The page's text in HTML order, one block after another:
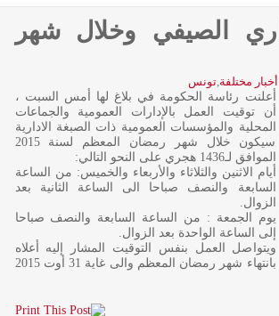
الصيفي وخلال شهر
أخبار مختلفة,تونس
أعلنت رئاسة الحكومة في بلاغ لها أمس السبت ،
أن توقيت العمل بالإدارات العمومية والجماعات
المحلية والمؤسسات العمومية ذات الصبغة الادارية
سيكون خلال شهر رمضان المعظم لسنة 2015
الموافق لـ1436 هجري على النحو التالي:
أيام الاثنين والثلاثاء والأربعاء والخميس: من الساعة
السابعة والنصف صباحا الى الساعة الثانية بعد
الزوال.
يوم الجمعة : من الساعة السابعة والنصف صباحا
إلى الساعة الواحدة بعد الزوال.
ويتواصل العمل بنفس التوقيت المشار إليه أعلاه
بانتهاء شهر رمضان المعظم والى غاية 31 أوت 2015